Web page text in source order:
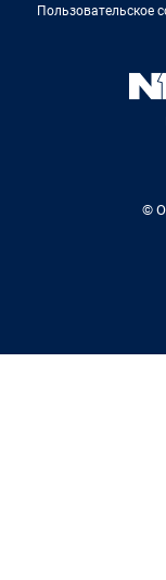
Пользовательское
©